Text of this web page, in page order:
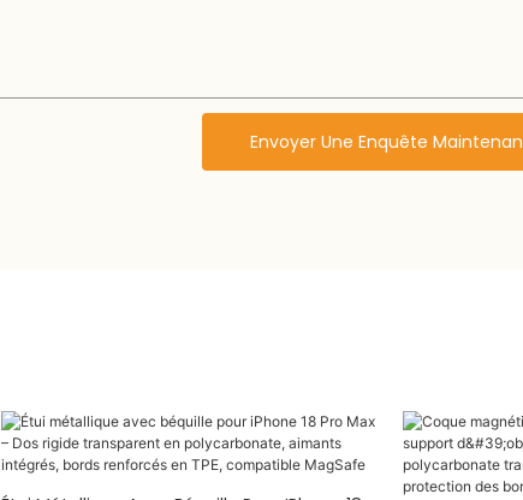
Envoyer Une Enquête